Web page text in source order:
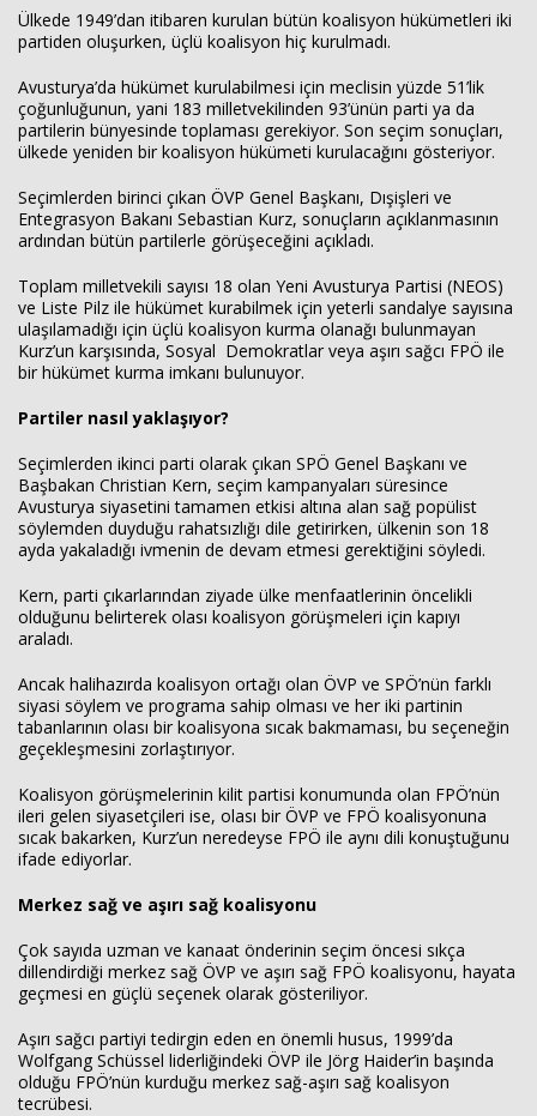
Ülkede 1949’dan itibaren kurulan bütün koalisyon hükümetleri iki
partiden oluşurken, üçlü koalisyon hiç kurulmadı.
Avusturya’da hükümet kurulabilmesi için meclisin yüzde 51’lik
çoğunluğunun, yani 183 milletvekilinden 93’ünün parti ya da
partilerin bünyesinde toplaması gerekiyor. Son seçim sonuçları,
ülkede yeniden bir koalisyon hükümeti kurulacağını gösteriyor.
Seçimlerden birinci çıkan ÖVP Genel Başkanı, Dışişleri ve
Entegrasyon Bakanı Sebastian Kurz, sonuçların açıklanmasının
ardından bütün partilerle görüşeceğini açıkladı.
Toplam milletvekili sayısı 18 olan Yeni Avusturya Partisi (NEOS)
ve Liste Pilz ile hükümet kurabilmek için yeterli sandalye sayısına
ulaşılamadığı için üçlü koalisyon kurma olanağı bulunmayan
Kurz’un karşısında, Sosyal Demokratlar veya aşırı sağcı FPÖ ile
bir hükümet kurma imkanı bulunuyor.
Partiler nasıl yaklaşıyor?
Seçimlerden ikinci parti olarak çıkan SPÖ Genel Başkanı ve
Başbakan Christian Kern, seçim kampanyaları süresince
Avusturya siyasetini tamamen etkisi altına alan sağ popülist
söylemden duyduğu rahatsızlığı dile getirirken, ülkenin son 18
ayda yakaladığı ivmenin de devam etmesi gerektiğini söyledi.
Kern, parti çıkarlarından ziyade ülke menfaatlerinin öncelikli
olduğunu belirterek olası koalisyon görüşmeleri için kapıyı
araladı.
Ancak halihazırda koalisyon ortağı olan ÖVP ve SPÖ’nün farklı
siyasi söylem ve programa sahip olması ve her iki partinin
tabanlarının olası bir koalisyona sıcak bakmaması, bu seçeneğin
geçekleşmesini zorlaştırıyor.
Koalisyon görüşmelerinin kilit partisi konumunda olan FPÖ’nün
ileri gelen siyasetçileri ise, olası bir ÖVP ve FPÖ koalisyonuna
sıcak bakarken, Kurz’un neredeyse FPÖ ile aynı dili konuştuğunu
ifade ediyorlar.
Merkez sağ ve aşırı sağ koalisyonu
Çok sayıda uzman ve kanaat önderinin seçim öncesi sıkça
dillendirdiği merkez sağ ÖVP ve aşırı sağ FPÖ koalisyonu, hayata
geçmesi en güçlü seçenek olarak gösteriliyor.
Aşırı sağcı partiyi tedirgin eden en önemli husus, 1999’da
Wolfgang Schüssel liderliğindeki ÖVP ile Jörg Haider’in başında
olduğu FPÖ’nün kurduğu merkez sağ-aşırı sağ koalisyon
tecrübesi.
Haberin Doğru Adresi.